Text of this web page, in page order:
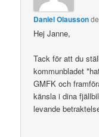
Daniel Olausson
Hej Janne,
Tack för att du
kommunbladet
GMFK och
känsla i dina
levande